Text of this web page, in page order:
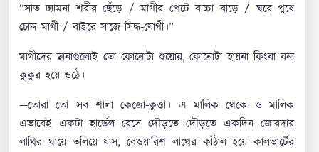
“সাত ঢ্যামনা শরীর ছেঁড়ে / মাগীর পেটে বাচ্চা বাড়ে / ঘরে পুষে
চোদ্দ মাগী / বাইরে সাজে সিদ্ধ-যোগী।”
মাগীদের ছানাগুলোই তো কোনোটা শুয়োর, কোনোটা হায়না কিংবা বন্য
কুকুর হয়ে ওঠে।
—তোরা তো সব শালা কেজো-কুত্তা। এ মালিক থেকে ও মালিক
এভাবেই একটা হার্ডেল রেসে দৌড়তে দৌড়তে একদিন জোরদার
লাথির ঘায়ে তলিয়ে যাস, বেওয়ারিশ লাথের কাঁঠাল হয়ে কালভার্টের